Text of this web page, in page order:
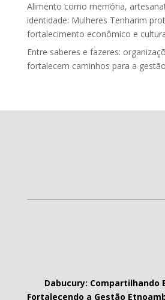
Alimento como memória,
identidade: Mulheres Tenharim
fortalecimento econômico e
Entre saberes e fazeres:
fortalecem caminhos para a
Dabucury: Compartilhando
Fortalecendo a Gestão